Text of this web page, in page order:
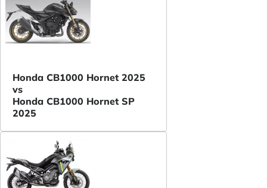
Honda CB1000 Hornet 2025
vs
Honda CB1000 Hornet SP
2025